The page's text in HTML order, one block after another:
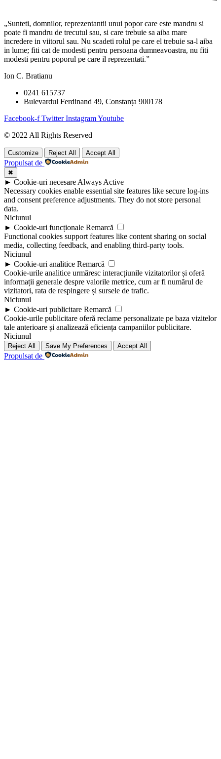
„Sunteti, domnilor, reprezentantii unui popor care este mandru si
poate fi mandru de trecutul sau, si care trebuie sa aiba mare
incredere in viitorul sau. Nu scadeti rolul pe care el trebuie sa-l aiba
in lume; fiti cat de modesti pentru persoana dumneavoastra, nu fiti
modesti pentru poporul pe care il reprezentati.”
Ion C. Bratianu
0241 615737
Bulevardul Ferdinand 49, Constanța 900178
Facebook-f Twitter InstagramYoutube
© 2022 All Rights Reserved
Customize Reject All Accept All
Propulsat de
✖
► Cookie-uri necesare Always Active
Necessary cookies enable essential site features like secure log-ins
and consent preference adjustments. They do not store personal
data.
Niciunul
► Cookie-uri funcționale Remarcă
Functional cookies support features like content sharing on social
media, collecting feedback, and enabling third-party tools.
Niciunul
► Cookie-uri analitice Remarcă
Cookie-urile analitice urmăresc interacțiunile vizitatorilor și oferă
informații generale despre valorile metrice, cum ar fi numărul de
vizitatori, rata de respingere și sursele de trafic.
Niciunul
► Cookie-uri publicitare Remarcă
Cookie-urile publicitare oferă reclame personalizate pe baza vizitelor
tale anterioare și analizează eficiența campaniilor publicitare.
Niciunul
Reject All Save My Preferences Accept All
Propulsat de